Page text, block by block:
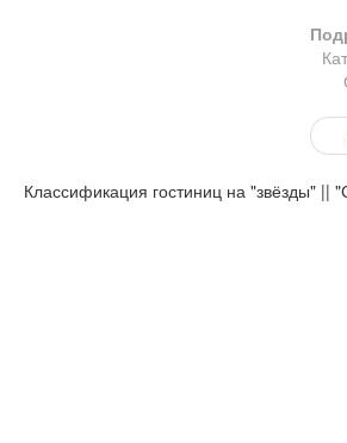
Классификация гостиниц на "звёзды" ||